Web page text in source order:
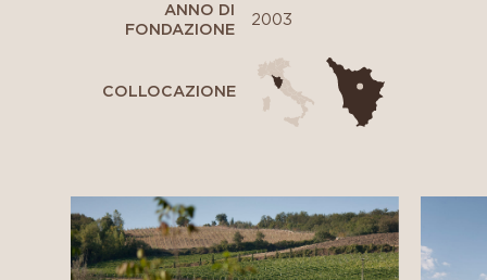
ANNO DI
FONDAZIONE
2003
COLLOCAZIONE